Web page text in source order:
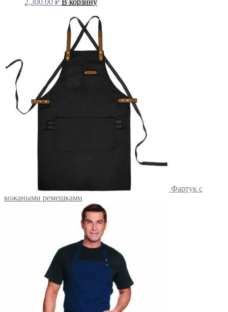
Фартук с
кожаными ремешками